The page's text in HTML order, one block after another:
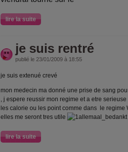
lire la suite
je suis rentré
publié le 23/01/2009 à 18:55
je suis extenué crevé
mon medecin ma donné une prise de sang
, j espere reussir mon regime et a etre
les calorie ou les point comme dans le regime
elles me seront tres utile
lire la suite